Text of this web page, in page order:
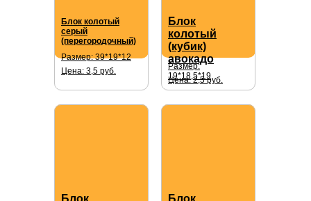
Блок
Блок колотый
серый
(перегородочный)
Размер: 39*19*12
Цена: 3,5 руб.
Блок
Блок
колотый
(кубик)
авокадо
Размер:
19*18,5*19
Цена: 2,5 руб.